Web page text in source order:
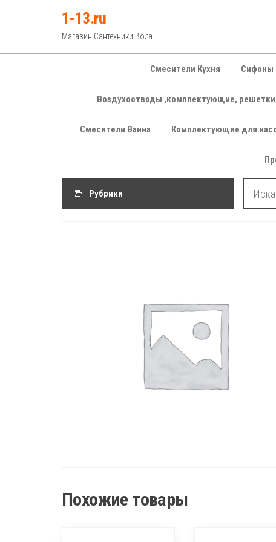
1-13.ru
Магазин Сантехники Вода
Смесители Кухня Сифоны
Воздухоотводы ,комплектующие,
Смесители Ванна Комплектующие для
Рубрики
Похожие товары